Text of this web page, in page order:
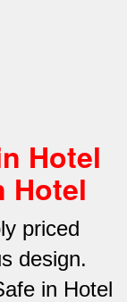
Hotel
Hotel
priced
design.
in Hotel